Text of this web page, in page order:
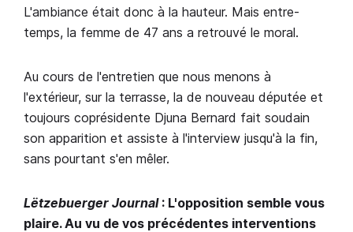
L'ambiance était donc à la hauteur. Mais entre-
temps, la femme de 47 ans a retrouvé le moral.
Au cours de l'entretien que nous menons à
l'extérieur, sur la terrasse, la de nouveau députée et
toujours coprésidente Djuna Bernard fait soudain
son apparition et assiste à l'interview jusqu'à la fin,
sans pourtant s'en mêler.
Lëtzebuerger Journal: L'opposition semble vous
plaire. Au vu de vos précédentes interventions